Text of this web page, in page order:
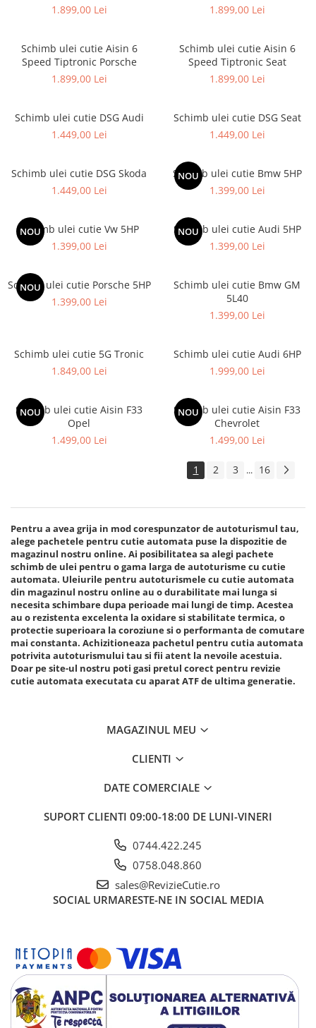
1.899,00 Lei
1.899,00 Lei
Schimb ulei cutie Aisin 6
Speed Tiptronic Porsche
1.899,00 Lei
Schimb ulei cutie Aisin 6
Speed Tiptronic Seat
1.899,00 Lei
Schimb ulei cutie DSG Audi
1.449,00 Lei
Schimb ulei cutie DSG Seat
1.449,00 Lei
Schimb ulei cutie DSG Skoda
1.449,00 Lei
NOU
Schimb ulei cutie Bmw 5HP
1.399,00 Lei
NOU
Schimb ulei cutie Vw 5HP
1.399,00 Lei
NOU
Schimb ulei cutie Audi 5HP
1.399,00 Lei
NOU
Schimb ulei cutie Porsche 5HP
1.399,00 Lei
Schimb ulei cutie Bmw GM
5L40
1.399,00 Lei
Schimb ulei cutie 5G Tronic
1.849,00 Lei
Schimb ulei cutie Audi 6HP
1.999,00 Lei
NOU
Schimb ulei cutie Aisin F33
Opel
1.499,00 Lei
NOU
Schimb ulei cutie Aisin F33
Chevrolet
1.499,00 Lei
1 2 3 ... 16
Pentru a avea grija in mod corespunzator de autoturismul tau,
alege pachetele pentru cutie automata puse la dispozitie de
magazinul nostru online. Ai posibilitatea sa alegi pachete
schimb de ulei pentru o gama larga de autoturisme cu cutie
automata. Uleiurile pentru autoturismele cu cutie automata
din magazinul nostru online au o durabilitate mai lunga si
necesita schimbare dupa perioade mai lungi de timp. Acestea
au o rezistenta excelenta la oxidare si stabilitate termica, o
protectie superioara la coroziune si o performanta de comutare
mai constanta. Achizitioneaza pachetul pentru cutia automata
potrivita autoturismului tau si fii atent la nevoile acestuia.
Doar pe site-ul nostru poti gasi pretul corect pentru revizie
cutie automata executata cu aparat ATF de ultima generatie.
MAGAZINUL MEU
CLIENTI
DATE COMERCIALE
SUPORT CLIENTI 09:00-18:00 DE LUNI-VINERI
0744.422.245
0758.048.860
sales@RevizieCutie.ro
SOCIAL URMARESTE-NE IN SOCIAL MEDIA